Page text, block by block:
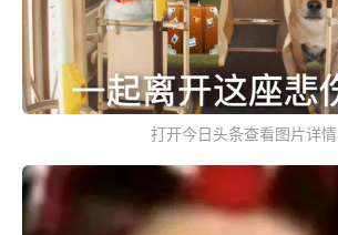
打开今日头条查看图片详情